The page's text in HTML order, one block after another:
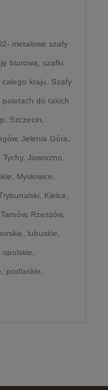
metalowe szafy
biurową, szafki
kraju. Szafy
paletach do takich
Szczecin,
Jelenia Góra,
Jaworzno,
Mysłowice,
Kielce,
Rzeszów,
lubuskie,
podlaskie,